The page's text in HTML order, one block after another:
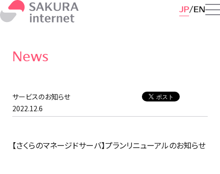
JP EN
News
サービスのお知らせ
2022.12.6
【さくらのマネージドサーバ】プランリニューアルのお知らせ